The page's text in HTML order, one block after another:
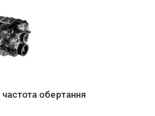
обертання